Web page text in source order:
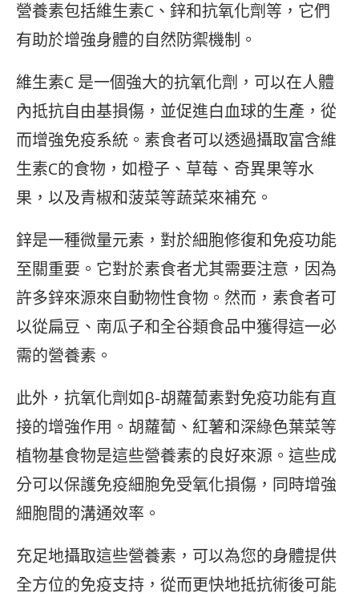
營養素包括維生素C、鋅和抗氧化劑等，它們
有助於增強身體的自然防禦機制。
維生素C 是一個強大的抗氧化劑，可以在人體
內抵抗自由基損傷，並促進白血球的生產，從
而增強免疫系統。素食者可以透過攝取富含維
生素C的食物，如橙子、草莓、奇異果等水
果，以及青椒和菠菜等蔬菜來補充。
鋅是一種微量元素，對於細胞修復和免疫功能
至關重要。它對於素食者尤其需要注意，因為
許多鋅來源來自動物性食物。然而，素食者可
以從扁豆、南瓜子和全谷類食品中獲得這一必
需的營養素。
此外，抗氧化劑如β-胡蘿蔔素對免疫功能有直
接的增強作用。胡蘿蔔、紅薯和深綠色葉菜等
植物基食物是這些營養素的良好來源。這些成
分可以保護免疫細胞免受氧化損傷，同時增強
細胞間的溝通效率。
充足地攝取這些營養素，可以為您的身體提供
全方位的免疫支持，從而更快地抵抗術後可能